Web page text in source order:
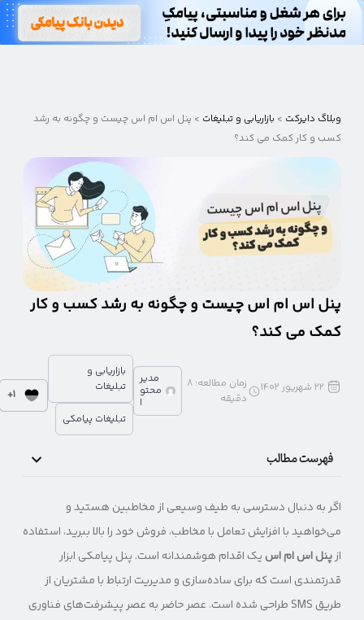
وبلاگدایرکت
وبلاگ دایرکت > بازاریابی و تبلیغات > پنل اس ام اس چیست و چگونه به رشد
کسب و کار کمک می کند؟
پنل اس ام اس چیست و چگونه به رشد کسب و کار
کمک می کند؟
مدیر
محتو
ا
بازاریابی و
تبلیغات
تبلیغات پیامکی
1+ 22 شهریور 1402 زمان مطالعه: 8
دقیقه
فهرست مطالب
اگر به دنبال دسترسی به طیف وسیعی از مخاطبین هستید و
می‌خواهید با افزایش تعامل با مخاطب، فروش خود را بالا ببرید، استفاده
ازپنل اس ام اس یک اقدام هوشمندانه است. پنل پیامکی ابزار
قدرتمندی است که برای ساده‌سازی و مدیریت ارتباط با مشتریان از
طریق ‌SMS طراحی شده است. عصر حاضر به عصر پیشرفت‌های فناوری